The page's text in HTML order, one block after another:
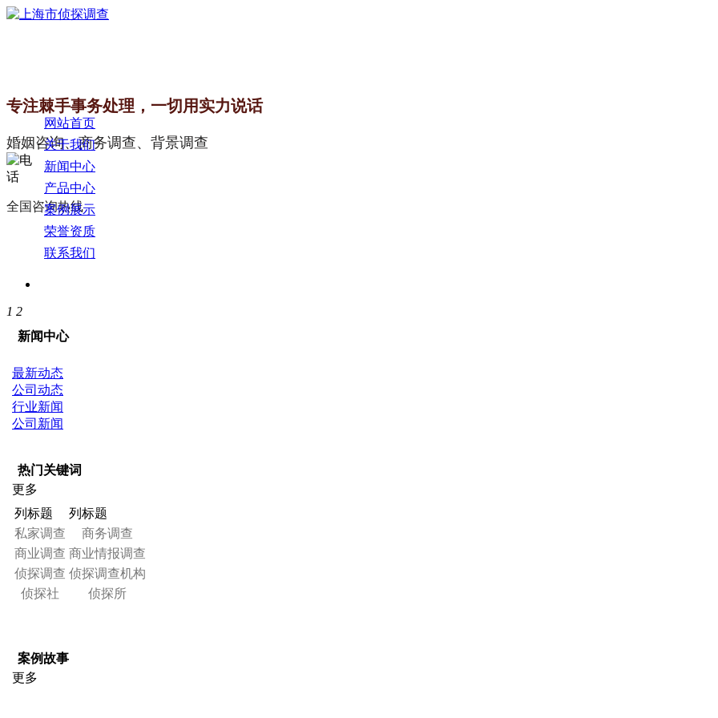
专注棘手事务处理，一切用实力说话
婚姻咨询、商务调查、背景调查
全国咨询热线
网站首页
关于我们
新闻中心
产品中心
案例展示
荣誉资质
联系我们
1 2
新闻中心
最新动态
公司动态
行业新闻
公司新闻
热门关键词
更多
列标题
列标题
私家调查
商务调查
商业调查 商业情报调查
侦探调查 侦探调查机构
侦探社
侦探所
案例故事
更多